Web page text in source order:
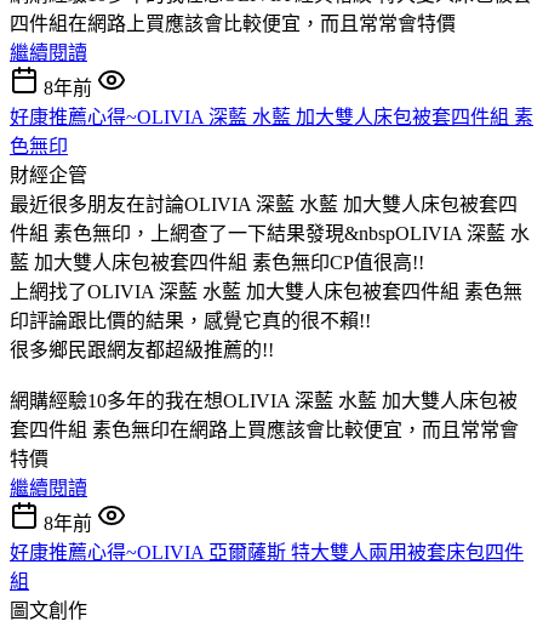
四件組在網路上買應該會比較便宜，而且常常會特價
繼續閱讀
8年前
好康推薦心得~OLIVIA 深藍 水藍 加大雙人床包被套四件組 素
色無印
財經企管
最近很多朋友在討論OLIVIA 深藍 水藍 加大雙人床包被套四
件組 素色無印，上網查了一下結果發現&nbspOLIVIA 深藍 水
藍 加大雙人床包被套四件組 素色無印CP值很高!!
上網找了OLIVIA 深藍 水藍 加大雙人床包被套四件組 素色無
印評論跟比價的結果，感覺它真的很不賴!!
很多鄉民跟網友都超級推薦的!!
網購經驗10多年的我在想OLIVIA 深藍 水藍 加大雙人床包被
套四件組 素色無印在網路上買應該會比較便宜，而且常常會
特價
繼續閱讀
8年前
好康推薦心得~OLIVIA 亞爾薩斯 特大雙人兩用被套床包四件
組
圖文創作